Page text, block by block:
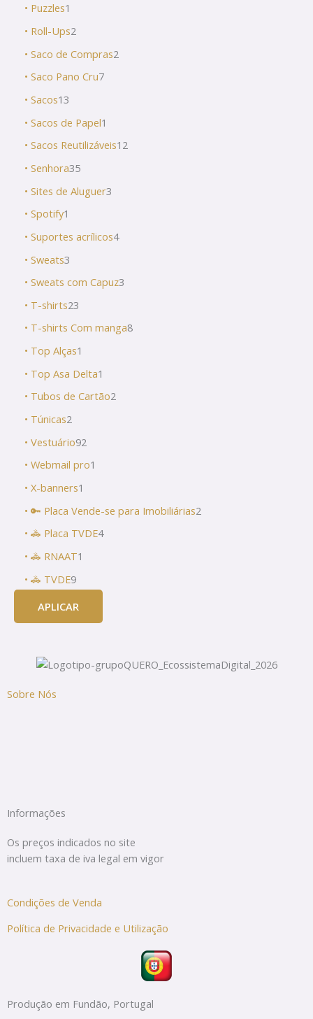
• Puzzles1
• Roll-Ups2
• Saco de Compras2
• Saco Pano Cru7
• Sacos13
• Sacos de Papel1
• Sacos Reutilizáveis12
• Senhora35
• Sites de Aluguer3
• Spotify1
• Suportes acrílicos4
• Sweats3
• Sweats com Capuz3
• T-shirts23
• T-shirts Com manga8
• Top Alças1
• Top Asa Delta1
• Tubos de Cartão2
• Túnicas2
• Vestuário92
• Webmail pro1
• X-banners1
• 🔑 Placa Vende-se para Imobiliárias2
• 🚓 Placa TVDE4
• 🚓 RNAAT1
• 🚓 TVDE9
APLICAR
Sobre Nós
Informações
Os preços indicados no site
incluem taxa de iva legal em vigor
Condições de Venda
Política de Privacidade e Utilização
Produção em Fundão, Portugal